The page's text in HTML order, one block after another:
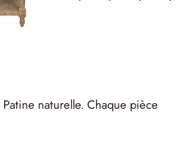
Patine naturelle. Chaque pièce